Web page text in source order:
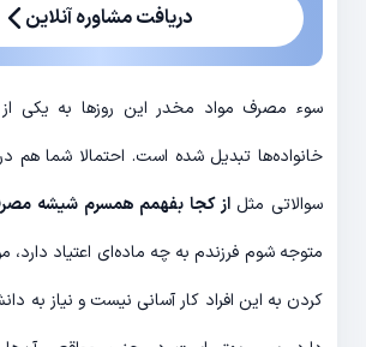
دریافت مشاوره آنلاین
سوء مصرف مواد مخدر این روزها به یکی
خانواده‌ها تبدیل شده است. احتمالا شما هم در
سوالاتی مثلاز کجا بفهمم همسرم شیشه
متوجه شوم فرزندم به چه ماده‌ای اعتیاد
کردن به این افراد کار آسانی نیست و نیاز